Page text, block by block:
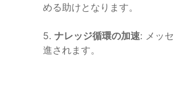
める助けとなります。
5. ナレッジ循環の加速: メッ
進されます。